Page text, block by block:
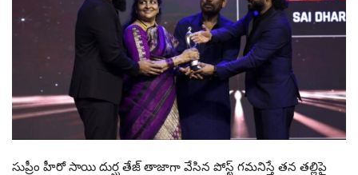
సుప్రీం హీరో సాయి దుర్ఘ తేజ్ తాజాగా వేసిన పోస్ట్ గమనిస్తే తన తల్లిపై